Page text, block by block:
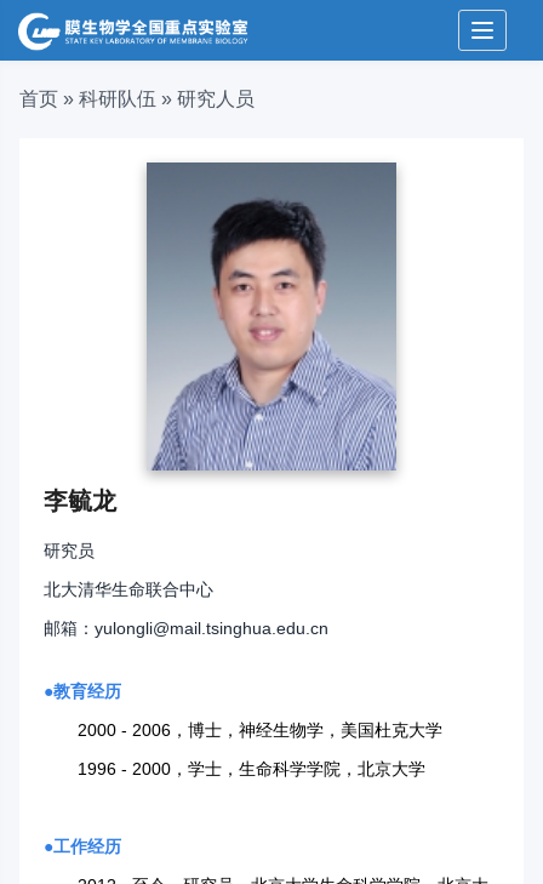
Toggle
首页 » 科研队伍 » 研究人员
李毓龙
研究员
北大清华生命联合中心
邮箱：yulongli@mail.tsinghua.edu.cn
●教育经历
2000 - 2006，博士，神经生物学，美国杜克大学
1996 - 2000，学士，生命科学学院，北京大学
●工作经历